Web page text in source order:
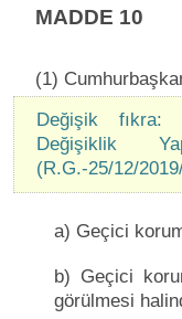
MADDE 10
(1)
Değişik fıkra:
Değişiklik
(R.G.-25/12/
a) Geçici
b) Geçici
görülmesi